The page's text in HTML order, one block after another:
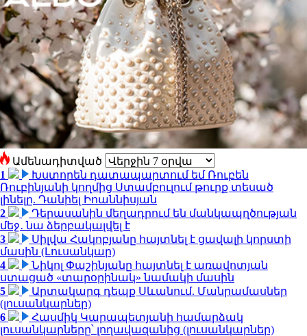
Ամենադիտված
1
Խստորեն դատապարտում եմ Ռուբեն
Ռուբինյանի կողմից Ստամբուլում թուրք տեսած
լինելը. Դանիել Իոաննիսյան
2
Դերասանին մեղադրում են մանկապղծության
մեջ․ նա ձերբակալվել է
3
Սիլվա Հակոբյանը հայտնել է ցավալի կորստի
մասին (Լուսանկար)
4
Նիկոլ Փաշինյանը հայտնել է առավոտյան
ստացած «տարօրինակ» նամակի մասին
5
Արտակարգ դեպք Սևանում. Մանրամասներ
(լուսանկարներ)
6
Հասմիկ Կարապետյանի համարձակ
լուսանկարները՝ լողավազանից (լուսանկարներ)